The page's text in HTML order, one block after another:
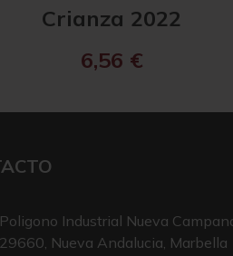
Crianza 2022
6,56 €
Poligono Industrial Nueva
29660, Nueva Andalucia, Marbella